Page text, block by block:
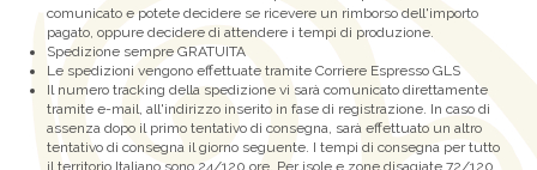
comunicato e potete decidere se ricevere un rimborso dell'importo
pagato, oppure decidere di attendere i tempi di produzione.
Spedizione sempre GRATUITA
Le spedizioni vengono effettuate tramite Corriere Espresso GLS
Il numero tracking della spedizione vi sarà comunicato direttamente
tramite e-mail, all'indirizzo inserito in fase di registrazione. In caso di
assenza dopo il primo tentativo di consegna, sarà effettuato un altro
tentativo di consegna il giorno seguente. I tempi di consegna per tutto
il territorio Italiano sono 24/120 ore. Per isole e zone disagiate 72/120